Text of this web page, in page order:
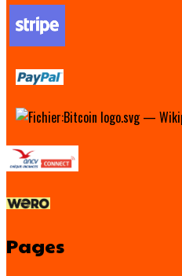
Pages